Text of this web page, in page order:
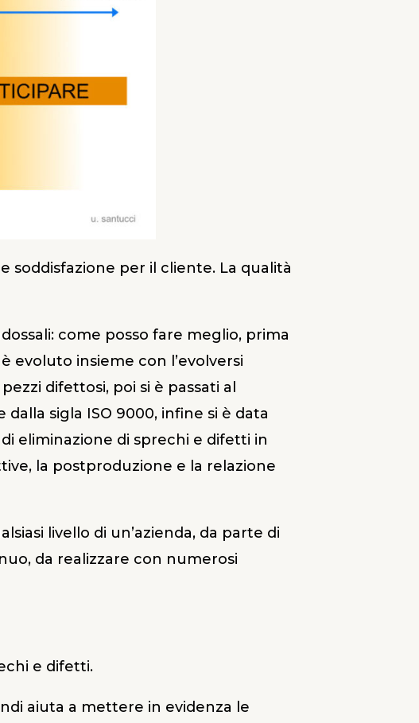
per il cliente. La qualità
come posso fare meglio, prima
evoluto insieme con l’evolversi
difettosi, poi si è passati al
sigla ISO 9000, infine si è data
eliminazione di sprechi e difetti in
la postproduzione e la relazione
livello di un’azienda, da parte di
da realizzare con numerosi
e difetti.
aiuta a mettere in evidenza le